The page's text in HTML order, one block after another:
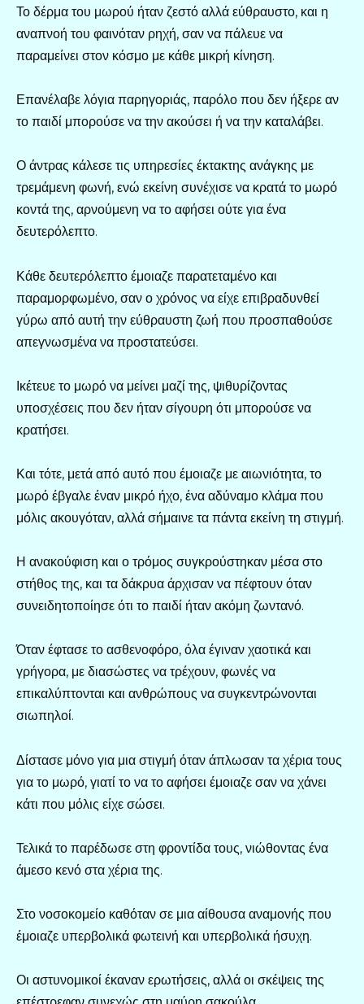
Το δέρμα του μωρού ήταν ζεστό αλλά εύθραυστο, και η
αναπνοή του φαινόταν ρηχή, σαν να πάλευε να
παραμείνει στον κόσμο με κάθε μικρή κίνηση.
Επανέλαβε λόγια παρηγοριάς, παρόλο που δεν ήξερε αν
το παιδί μπορούσε να την ακούσει ή να την καταλάβει.
Ο άντρας κάλεσε τις υπηρεσίες έκτακτης ανάγκης με
τρεμάμενη φωνή, ενώ εκείνη συνέχισε να κρατά το μωρό
κοντά της, αρνούμενη να το αφήσει ούτε για ένα
δευτερόλεπτο.
Κάθε δευτερόλεπτο έμοιαζε παρατεταμένο και
παραμορφωμένο, σαν ο χρόνος να είχε επιβραδυνθεί
γύρω από αυτή την εύθραυστη ζωή που προσπαθούσε
απεγνωσμένα να προστατεύσει.
Ικέτευε το μωρό να μείνει μαζί της, ψιθυρίζοντας
υποσχέσεις που δεν ήταν σίγουρη ότι μπορούσε να
κρατήσει.
Και τότε, μετά από αυτό που έμοιαζε με αιωνιότητα, το
μωρό έβγαλε έναν μικρό ήχο, ένα αδύναμο κλάμα που
μόλις ακουγόταν, αλλά σήμαινε τα πάντα εκείνη τη στιγμή.
Η ανακούφιση και ο τρόμος συγκρούστηκαν μέσα στο
στήθος της, και τα δάκρυα άρχισαν να πέφτουν όταν
συνειδητοποίησε ότι το παιδί ήταν ακόμη ζωντανό.
Όταν έφτασε το ασθενοφόρο, όλα έγιναν χαοτικά και
γρήγορα, με διασώστες να τρέχουν, φωνές να
επικαλύπτονται και ανθρώπους να συγκεντρώνονται
σιωπηλοί.
Δίστασε μόνο για μια στιγμή όταν άπλωσαν τα χέρια τους
για το μωρό, γιατί το να το αφήσει έμοιαζε σαν να χάνει
κάτι που μόλις είχε σώσει.
Τελικά το παρέδωσε στη φροντίδα τους, νιώθοντας ένα
άμεσο κενό στα χέρια της.
Στο νοσοκομείο καθόταν σε μια αίθουσα αναμονής που
έμοιαζε υπερβολικά φωτεινή και υπερβολικά ήσυχη.
Οι αστυνομικοί έκαναν ερωτήσεις, αλλά οι σκέψεις της